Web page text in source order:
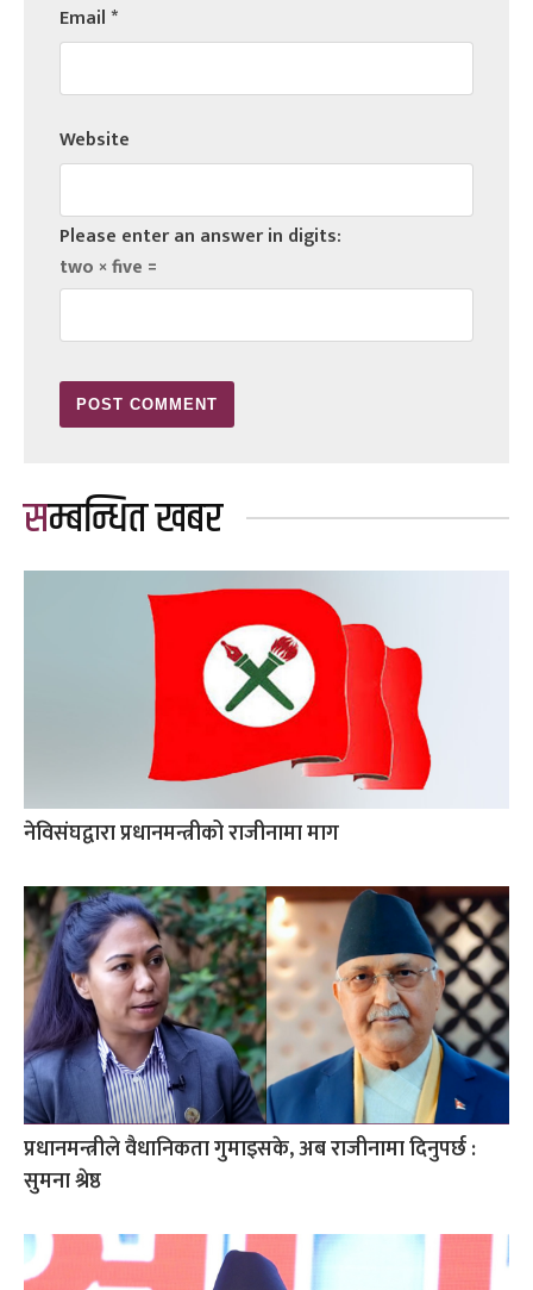
Email*
Website
Please enter an answer in digits:
two × five =
सम्बन्धित खबर
नेविसंघद्वारा प्रधानमन्त्रीको राजीनामा माग
प्रधानमन्त्रीले वैधानिकता गुमाइसके, अब राजीनामा दिनुपर्छ :
सुमना श्रेष्ठ